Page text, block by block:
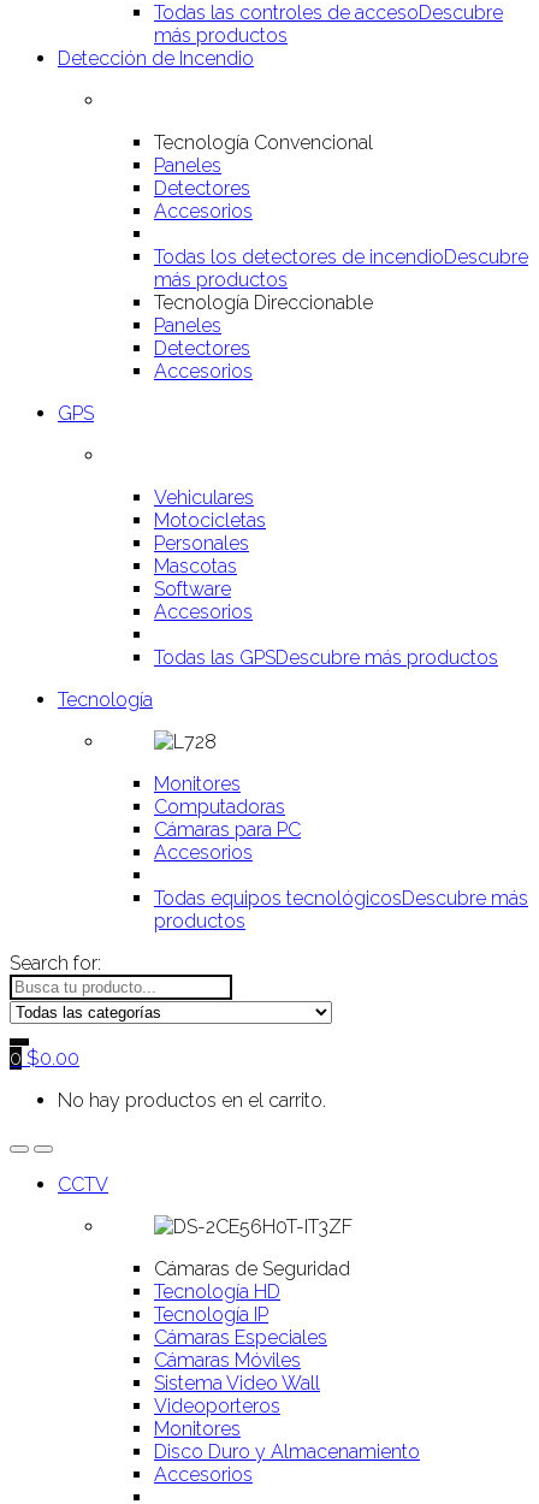
Todas las controles de accesoDescubre
más productos
Detección de Incendio
Tecnología Convencional
Paneles
Detectores
Accesorios
Todas los detectores de incendioDescubre
más productos
Tecnología Direccionable
Paneles
Detectores
Accesorios
GPS
Vehiculares
Motocicletas
Personales
Mascotas
Software
Accesorios
Todas las GPSDescubre más productos
Tecnología
Monitores
Computadoras
Cámaras para PC
Accesorios
Todas equipos tecnológicosDescubre más
productos
Search for:
0 $0.00
No hay productos en el carrito.
CCTV
Cámaras de Seguridad
Tecnología HD
Tecnología IP
Cámaras Especiales
Cámaras Móviles
Sistema Video Wall
Videoporteros
Monitores
Disco Duro y Almacenamiento
Accesorios